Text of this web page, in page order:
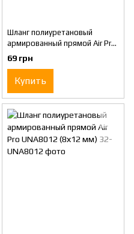
Шланг полиуретановый
армированный прямой Air Pro
UNA5080 (5х8 мм)
69 грн
Купить